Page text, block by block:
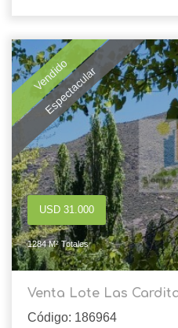
Vendido
Espectacular
USD 31.000
1284 M² Totales
Venta Lote Las
Código: 186964